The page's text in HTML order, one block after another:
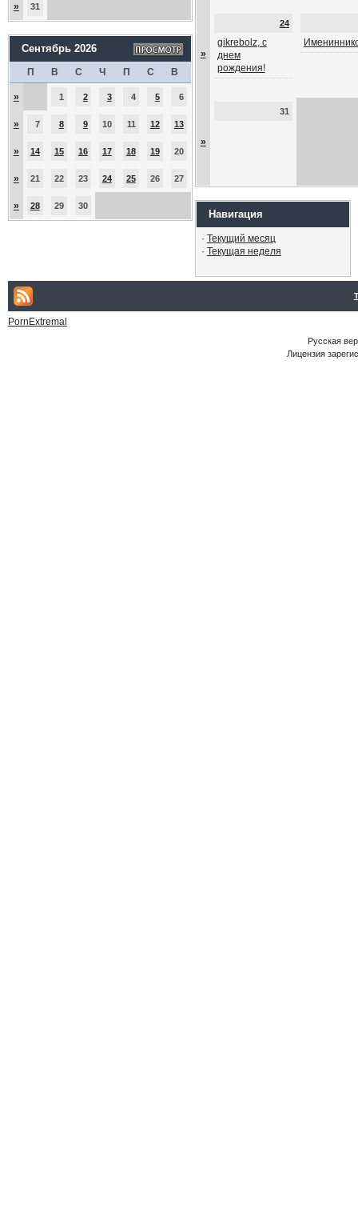
» 31
Сентябрь 2026
П В С Ч П С В
» 1 2 3 4 5 6
» 7 8 9 10 11 12 13
» 14 15 16 17 18 19 20
» 21 22 23 24 25 26 27
» 28 29 30
»
24
gikrebolz, с
днем
рождения!
»
31
Навигация
· Текущий месяц
· Текущая неделя
PornExtremal
Русская
Лицензия